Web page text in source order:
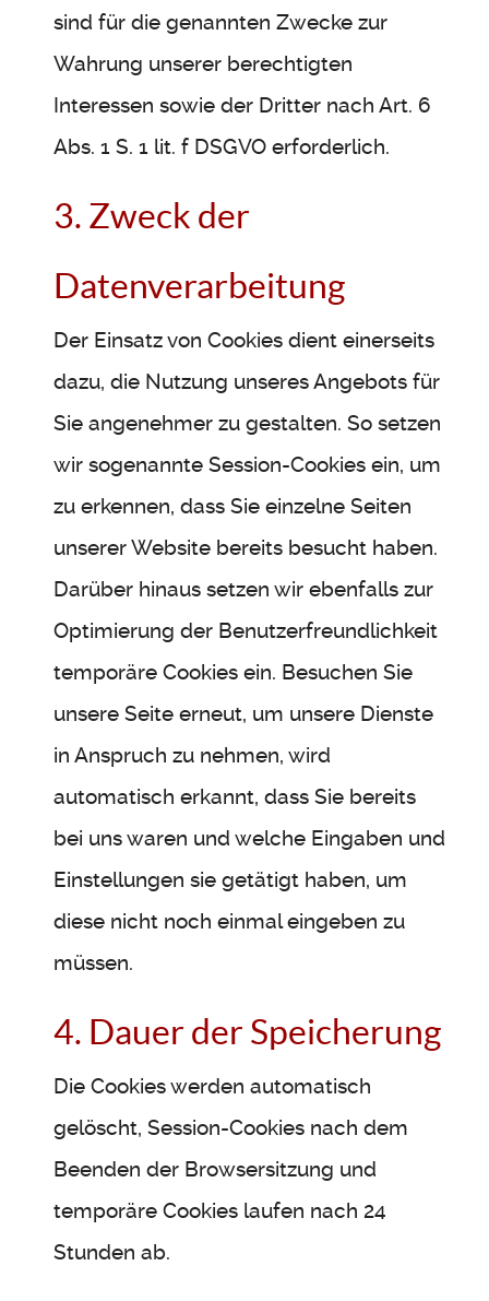
sind für die genannten Zwecke zur
Wahrung unserer berechtigten
Interessen sowie der Dritter nach Art. 6
Abs. 1 S. 1 lit. f DSGVO erforderlich.
3. Zweck der
Datenverarbeitung
Der Einsatz von Cookies dient einerseits
dazu, die Nutzung unseres Angebots für
Sie angenehmer zu gestalten. So setzen
wir sogenannte Session-Cookies ein, um
zu erkennen, dass Sie einzelne Seiten
unserer Website bereits besucht haben.
Darüber hinaus setzen wir ebenfalls zur
Optimierung der Benutzerfreundlichkeit
temporäre Cookies ein. Besuchen Sie
unsere Seite erneut, um unsere Dienste
in Anspruch zu nehmen, wird
automatisch erkannt, dass Sie bereits
bei uns waren und welche Eingaben und
Einstellungen sie getätigt haben, um
diese nicht noch einmal eingeben zu
müssen.
4. Dauer der Speicherung
Die Cookies werden automatisch
gelöscht, Session-Cookies nach dem
Beenden der Browsersitzung und
temporäre Cookies laufen nach 24
Stunden ab.